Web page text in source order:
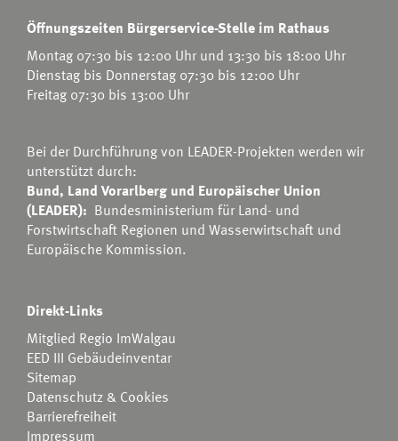
Öffnungszeiten Bürgerservice-Stelle im Rathaus
Montag 07:30 bis 12:00 Uhr und 13:30 bis 18:00 Uhr
Dienstag bis Donnerstag 07:30 bis 12:00 Uhr
Freitag 07:30 bis 13:00 Uhr
Bei der Durchführung von LEADER-Projekten werden wir
unterstützt durch:
Bund, Land Vorarlberg und Europäischer Union
(LEADER): Bundesministerium für Land- und
Forstwirtschaft Regionen und Wasserwirtschaft und
Europäische Kommission.
Direkt-Links
Mitglied Regio ImWalgau
EED III Gebäudeinventar
Sitemap
Datenschutz & Cookies
Barrierefreiheit
Impressum